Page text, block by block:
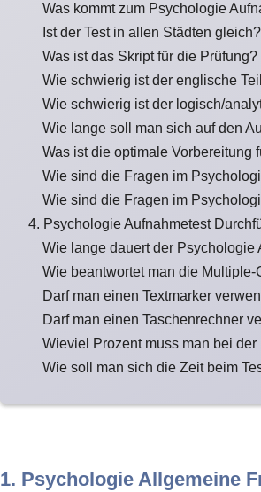
Was kommt zum Psychologie
Ist der Test in allen Städten gleich?
Was ist das Skript für die Prüfung?
Wie schwierig ist der englische
Wie schwierig ist der logisch/
Wie lange soll man sich auf den
Was ist die optimale Vorbereitung
Wie sind die Fragen im
Wie sind die Fragen im
4. Psychologie Aufnahmetest
Wie lange dauert der Psychologie
Wie beantwortet man die
Darf man einen Textmarker
Darf man einen Taschenrechner
Wieviel Prozent muss man bei
Wie soll man sich die Zeit beim
1. Psychologie Allgemeine